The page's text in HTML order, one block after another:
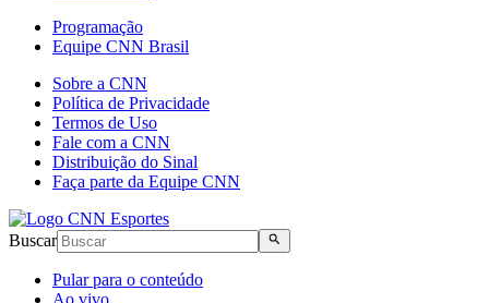
Programação
Equipe CNN Brasil
Sobre a CNN
Política de Privacidade
Termos de Uso
Fale com a CNN
Distribuição do Sinal
Faça parte da Equipe CNN
Buscar
Pular para o conteúdo
Ao vivo